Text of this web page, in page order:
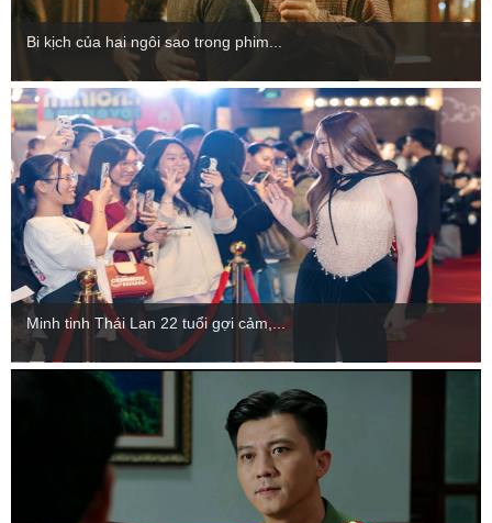
Bi kịch của hai ngôi sao trong phim...
Minh tinh Thái Lan 22 tuổi gợi cảm,...